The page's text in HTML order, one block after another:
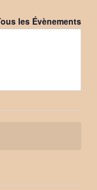
les Évènements